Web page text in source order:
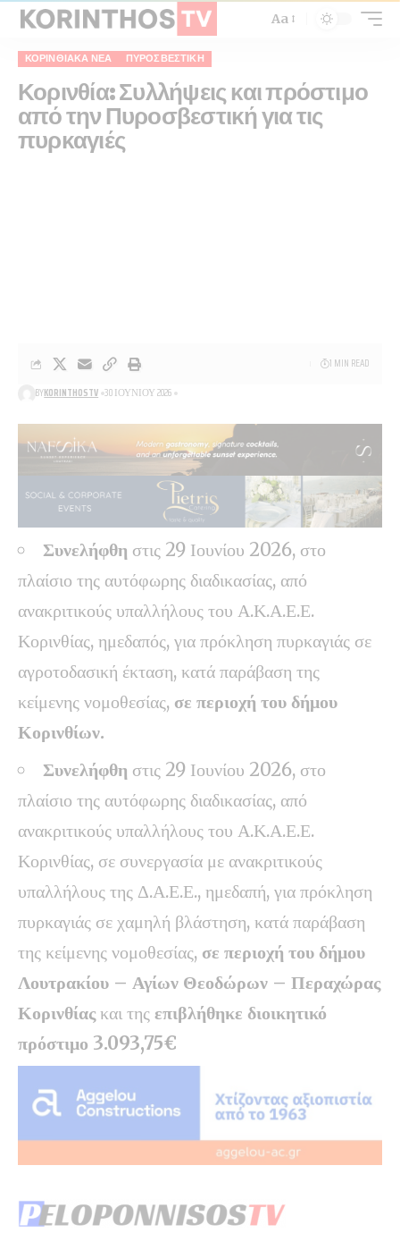
Aa
ΚΟΡΙΝΘΙΑΚΆ ΝΈΑ ΠΥΡΟΣΒΕΣΤΙΚΉ
Κορινθία: Συλλήψεις και πρόστιμο
από την Πυροσβεστική για τις
πυρκαγιές
BYKORINTHOSTV 30 ΙΟΥΝΊΟΥ 2026
1 MIN READ
Συνελήφθη στις 29 Ιουνίου 2026, στο
πλαίσιο της αυτόφωρης διαδικασίας, από
ανακριτικούς υπαλλήλους του Α.Κ.Α.Ε.Ε.
Κορινθίας, ημεδαπός, για πρόκληση πυρκαγιάς σε
αγροτοδασική έκταση, κατά παράβαση της
κείμενης νομοθεσίας, σε περιοχή του δήμου
Κορινθίων.
Συνελήφθη στις 29 Ιουνίου 2026, στο
πλαίσιο της αυτόφωρης διαδικασίας, από
ανακριτικούς υπαλλήλους του Α.Κ.Α.Ε.Ε.
Κορινθίας, σε συνεργασία με ανακριτικούς
υπαλλήλους της Δ.Α.Ε.Ε., ημεδαπή, για πρόκληση
πυρκαγιάς σε χαμηλή βλάστηση, κατά παράβαση
της κείμενης νομοθεσίας, σε περιοχή του δήμου
Λουτρακίου – Αγίων Θεοδώρων – Περαχώρας
Κορινθίας και της επιβλήθηκε διοικητικό
πρόστιμο 3.093,75€